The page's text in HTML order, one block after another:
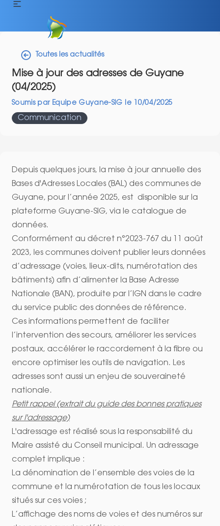
Toutes les actualités
Mise à jour des adresses de Guyane
(04/2025)
Soumis par Equipe Guyane-SIG le 10/04/2025
Communication
Depuis quelques jours, la mise à jour annuelle des
Bases d'Adresses Locales (BAL) des communes de
Guyane, pour l’année 2025, est disponible sur la
plateforme Guyane-SIG, via le catalogue de
données.
Conformément au décret n°2023-767 du 11 août
2023, les communes doivent publier leurs données
d’adressage (voies, lieux-dits, numérotation des
bâtiments) afin d’alimenter la Base Adresse
Nationale (BAN), produite par l’IGN dans le cadre
du service public des données de référence.
Ces informations permettent de faciliter
l’intervention des secours, améliorer les services
postaux, accélérer le raccordement à la fibre ou
encore optimiser les outils de navigation. Les
adresses sont aussi un enjeu de souveraineté
nationale.
Petit rappel (extrait du guide des bonnes pratiques
sur l'adressage)
L'adressage est réalisé sous la responsabilité du
Maire assisté du Conseil municipal. Un adressage
complet implique :
La dénomination de l’ensemble des voies de la
commune et la numérotation de tous les locaux
situés sur ces voies ;
L’affichage des noms de voies et des numéros sur